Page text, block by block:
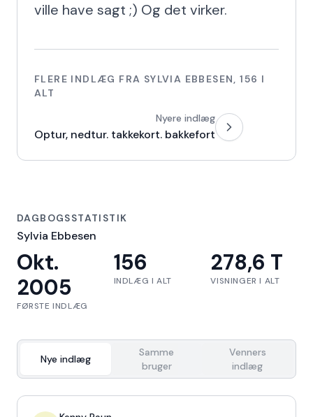
ville have sagt ;) Og det virker.
FLERE INDLÆG FRA SYLVIA EBBESEN,156 I
ALT
Nyere indlæg
Optur, nedtur. takkekort. bakkefort
DAGBOGSSTATISTIK
Sylvia Ebbesen
Okt.
2005
FØRSTE INDLÆG
156
INDLÆG I ALT
278,6 T
VISNINGER I ALT
Nye indlæg
Samme
bruger
Venners
indlæg